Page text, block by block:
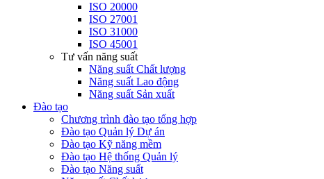
ISO 20000
ISO 27001
ISO 31000
ISO 45001
Tư vấn năng suất
Năng suất Chất lượng
Năng suất Lao động
Năng suất Sản xuất
Đào tạo
Chương trình đào tạo tổng hợp
Đào tạo Quản lý Dự án
Đào tạo Kỹ năng mềm
Đào tạo Hệ thống Quản lý
Đào tạo Năng suất